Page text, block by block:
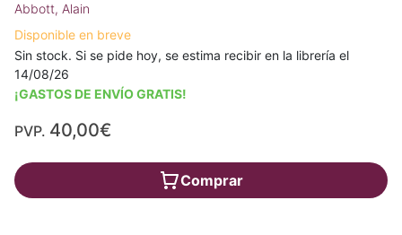
Abbott, Alain
Disponible en breve
Sin stock. Si se pide hoy, se estima recibir en la librería el
14/08/26
¡GASTOS DE ENVÍO GRATIS!
PVP. 40,00€
Comprar